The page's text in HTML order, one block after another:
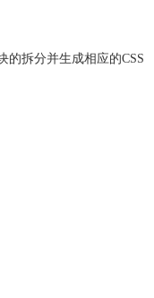
的拆分并生成相应的CSS